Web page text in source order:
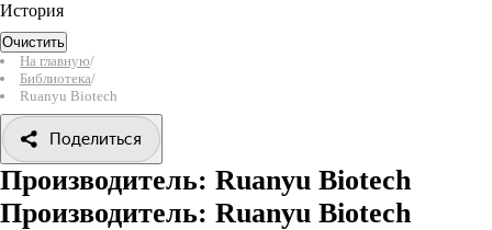
История
Очистить
На главную/
Библиотека/
Ruanyu Biotech
Поделиться
Производитель: Ruanyu Biotech
Производитель: Ruanyu Biotech